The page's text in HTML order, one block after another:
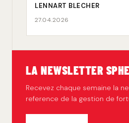
LENNART BLECHER
27.04.2026
LA NEWSLETTER
Recevez chaque semaine la
reference de la gestion de